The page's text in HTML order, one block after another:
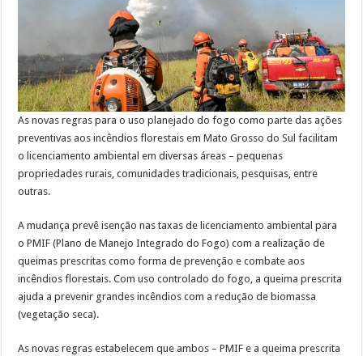
As novas regras para o uso planejado do fogo como parte das ações
preventivas aos incêndios florestais em Mato Grosso do Sul facilitam
o licenciamento ambiental em diversas áreas – pequenas
propriedades rurais, comunidades tradicionais, pesquisas, entre
outras.
A mudança prevê isenção nas taxas de licenciamento ambiental para
o PMIF (Plano de Manejo Integrado do Fogo) com a realização de
queimas prescritas como forma de prevenção e combate aos
incêndios florestais. Com uso controlado do fogo, a queima prescrita
ajuda a prevenir grandes incêndios com a redução de biomassa
(vegetação seca).
As novas regras estabelecem que ambos – PMIF e a queima prescrita